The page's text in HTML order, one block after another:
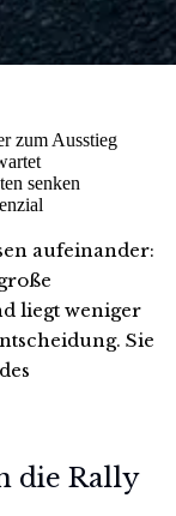
zum Ausstieg
senken
aufeinander:
liegt weniger
Sie
die Rally